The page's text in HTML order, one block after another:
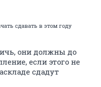
сдавать в этом году
они должны до
если этого не
сдадут